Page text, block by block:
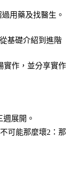
用藥及找醫生。
基礎介紹到進階
實作，並分享實作
展開。
可能那麼壞2：那